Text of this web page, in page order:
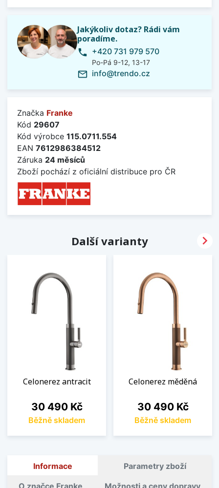
Jakýkoliv dotaz? Rádi vám
poradíme.
phone +420 731 979 570
Po-Pá 9-12, 13-17
mail_outline info@trendo.cz
Značka Franke
Kód 29607
Kód výrobce 115.0711.554
EAN 7612986384512
Záruka 24 měsíců
Zboží pochází z oficiální distribuce pro ČR
Další varianty
Celonerez antracit
Cena
30 490 Kč
Běžně skladem
Celonerez měděná
Cena
30 490 Kč
Běžně skladem

Informace Parametry zboží